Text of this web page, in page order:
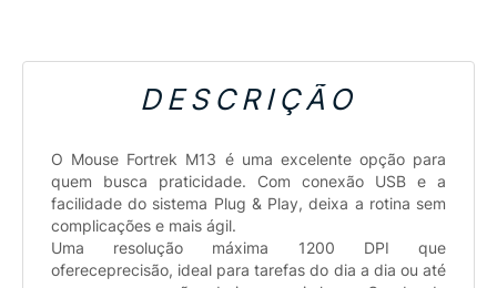
DESCRIÇÃO
O Mouse Fortrek M13 é uma excelente opção para
quem busca praticidade. Com conexão USB e a
facilidade do sistema Plug & Play, deixa a rotina sem
complicações e mais ágil.
Uma resolução máxima 1200 DPI que
ofereceprecisão, ideal para tarefas do dia a dia ou até